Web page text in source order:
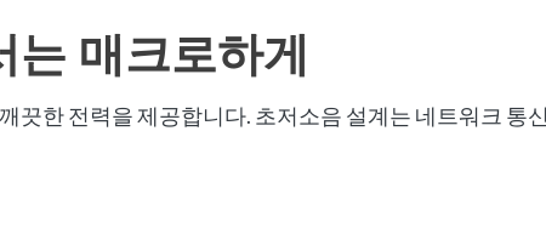
매크로하게
한 전력을 제공합니다. 초저소음 설계는 네트워크 통